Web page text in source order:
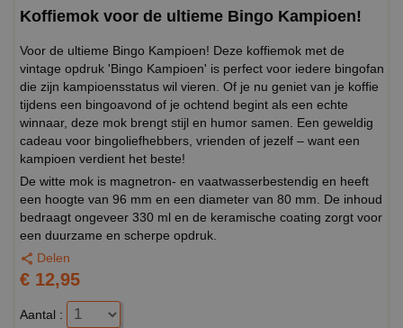
Koffiemok voor de ultieme Bingo Kampioen!
Voor de ultieme Bingo Kampioen! Deze koffiemok met de
vintage opdruk 'Bingo Kampioen' is perfect voor iedere bingofan
die zijn kampioensstatus wil vieren. Of je nu geniet van je koffie
tijdens een bingoavond of je ochtend begint als een echte
winnaar, deze mok brengt stijl en humor samen. Een geweldig
cadeau voor bingoliefhebbers, vrienden of jezelf – want een
kampioen verdient het beste!
De witte mok is magnetron- en vaatwasserbestendig en heeft
een hoogte van 96 mm en een diameter van 80 mm. De inhoud
bedraagt ongeveer 330 ml en de keramische coating zorgt voor
een duurzame en scherpe opdruk.
Delen
€ 12,95
Aantal :